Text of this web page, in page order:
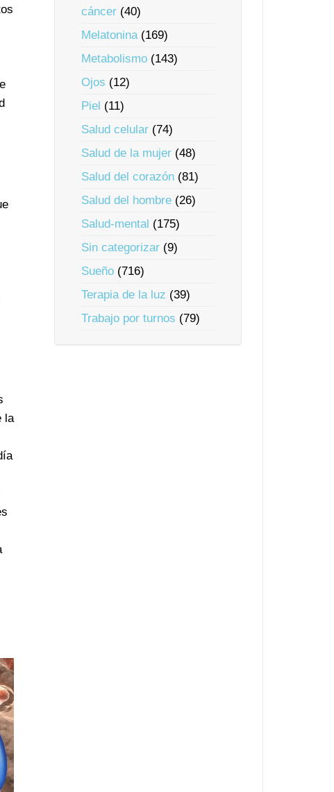
la
cáncer (40)
Melatonina(169)
Metabolismo (143)
Ojos (12)
Piel (11)
Salud celular (74)
Salud de la mujer (48)
Salud del corazón (81)
Salud del hombre (26)
Salud-mental (175)
Sin categorizar (9)
Sueño (716)
Terapia de la luz (39)
Trabajo por turnos (79)